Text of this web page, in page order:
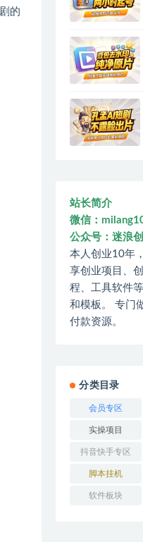
的
站长简介
微信：
公众号：迷浪
本人创业10年
享创业项目、
程、工具软件
和模板。 专门
付款资源。
分类目录
会员专区
实操项目
抖音快手专区
脚本挂机
软件板块